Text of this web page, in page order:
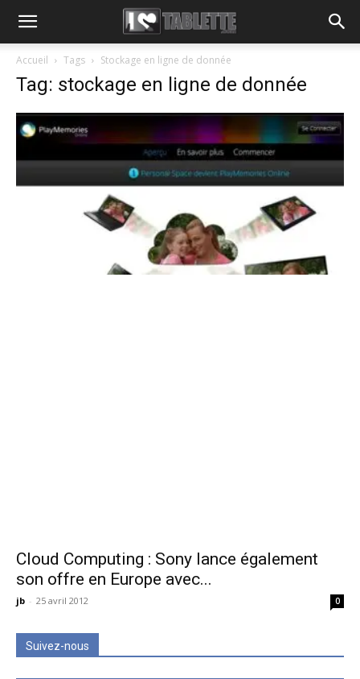
Accueil Tags Stockage en ligne de donnée
Tag: stockage en ligne de donnée
Cloud Computing : Sony lance également
son offre en Europe avec...
jb - 25 avril 2012 0
Suivez-nous